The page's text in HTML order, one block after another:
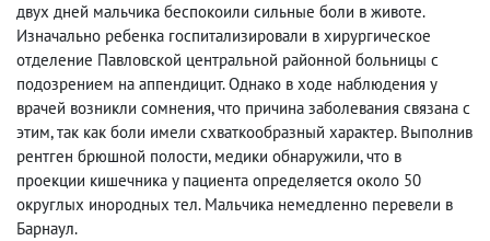
двух дней мальчика беспокоили сильные боли в животе.
Изначально ребенка госпитализировали в хирургическое
отделение Павловской центральной районной больницы с
подозрением на аппендицит. Однако в ходе наблюдения у
врачей возникли сомнения, что причина заболевания связана с
этим, так как боли имели схваткообразный характер. Выполнив
рентген брюшной полости, медики обнаружили, что в
проекции кишечника у пациента определяется около 50
округлых инородных тел. Мальчика немедленно перевели в
Барнаул.